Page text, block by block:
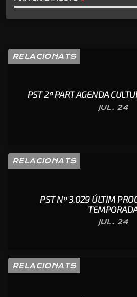
RELACIONATS
PST 2ª PART AGENDA
JUL. 24
RELACIONATS
PST Nº 3.029 ÚLTIM
JUL. 24
RELACIONATS